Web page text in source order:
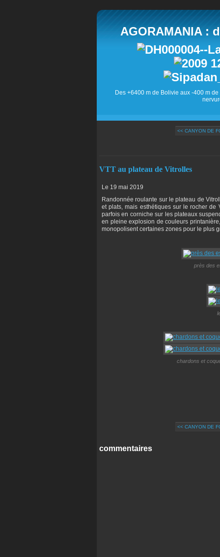
AGORAMANIA :
Des +6400 m de Bolivie aux -400 m
<< CANYON DE
VTT au plateau de Vitrolles
Le 19 mai 2019
Randonnée roulante sur le plateau de
et plats, mais esthétiques sur le rocher de
parfois en corniche sur les plateaux
en pleine explosion de couleurs
monopolisent certaines zones pour le plus
près des
chardons et
<< CANYON DE
commentaires